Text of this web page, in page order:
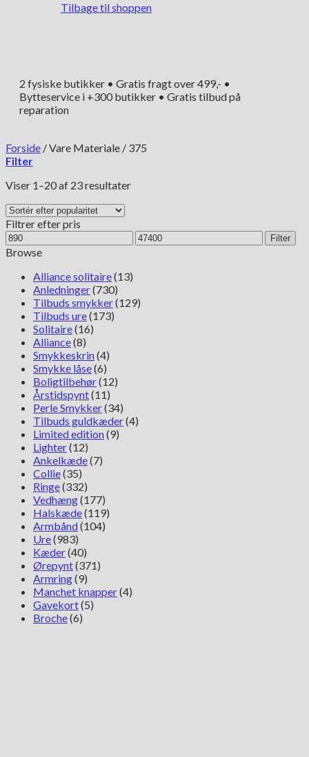
Tilbage til shoppen
2 fysiske butikker • Gratis fragt over 499,- •
Bytteservice i +300 butikker • Gratis tilbud på
reparation
Forside /Vare Materiale / 375
Filter
Viser 1–20 af 23 resultaterSorteret
Filtrer efter pris
Mindste
pris
Højeste
pris
Filter
Browse
Alliance solitaire(13)
Anledninger(730)
Tilbuds smykker(129)
Tilbuds ure(173)
Solitaire(16)
Alliance(8)
Smykkeskrin(4)
Smykke låse(6)
Boligtilbehør(12)
Årstidspynt(11)
Perle Smykker(34)
Tilbuds guldkæder(4)
Limited edition(9)
Lighter(12)
Ankelkæde(7)
Collie(35)
Ringe(332)
Vedhæng(177)
Halskæde(119)
Armbånd(104)
Ure(983)
Kæder(40)
Ørepynt(371)
Armring(9)
Manchet knapper(4)
Gavekort(5)
Broche(6)